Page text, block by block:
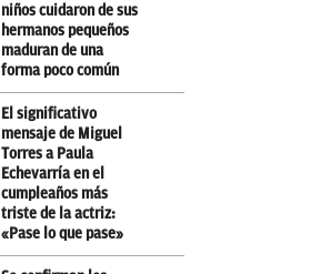
niños cuidaron de sus
hermanos pequeños
maduran de una
forma poco común
El significativo
mensaje de Miguel
Torres a Paula
Echevarría en el
cumpleaños más
triste de la actriz:
«Pase lo que pase»